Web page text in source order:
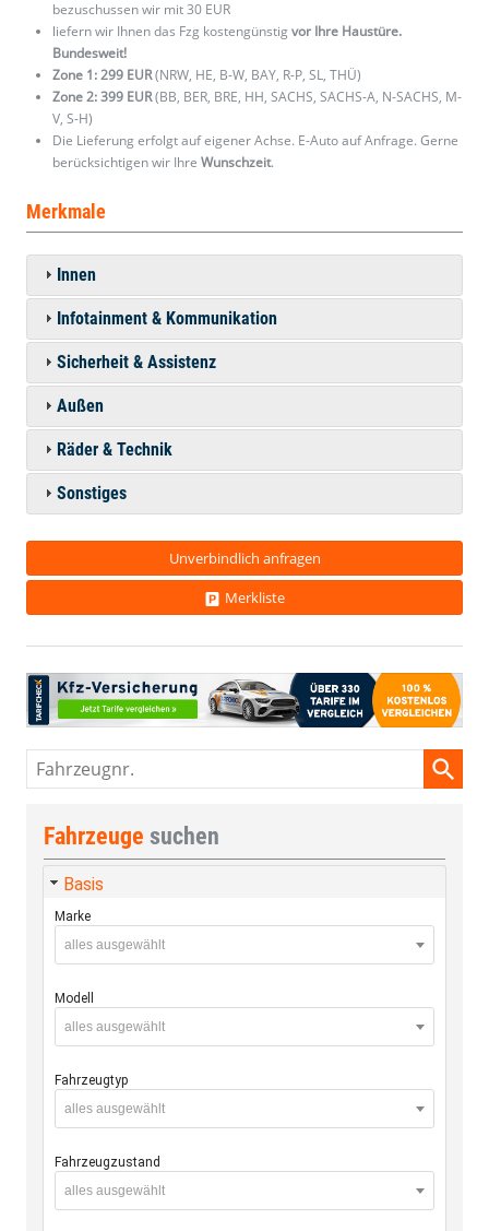
bezuschussen wir mit 30 EUR
liefern wir Ihnen das Fzg kostengünstig vor Ihre Haustüre.
Bundesweit!
Zone 1: 299 EUR(NRW, HE, B-W, BAY, R-P, SL, THÜ)
Zone 2: 399 EUR(BB, BER, BRE, HH, SACHS, SACHS-A, N-SACHS, M-
V, S-H)
Die Lieferung erfolgt auf eigener Achse. E-Auto auf Anfrage. Gerne
berücksichtigen wir Ihre Wunschzeit.
Merkmale
Innen
Infotainment & Kommunikation
Sicherheit & Assistenz
Außen
Räder & Technik
Sonstiges
Unverbindlich anfragen
Merkliste
Fahrzeugnr.
Fahrzeuge suchen
Basis
Marke
alles ausgewählt
Modell
alles ausgewählt
Fahrzeugtyp
alles ausgewählt
Fahrzeugzustand
alles ausgewählt